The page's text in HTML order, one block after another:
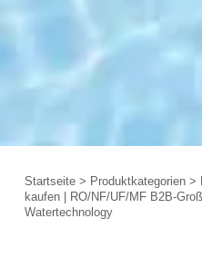
Startseite > Produktkategorien >
kaufen | RO/NF/UF/MF B2B-
Watertechnology